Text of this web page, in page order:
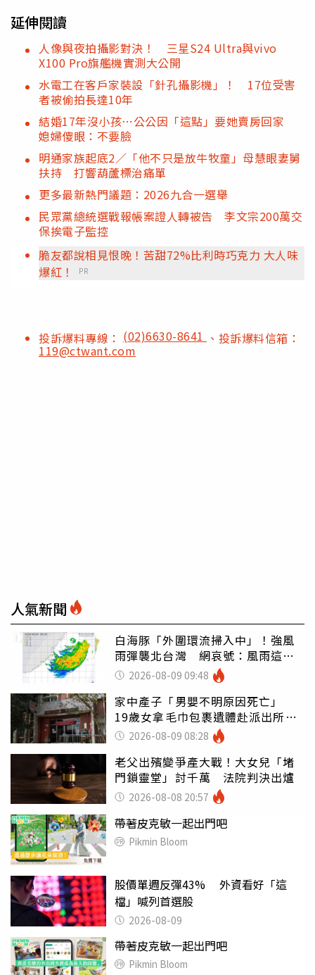
延伸閱讀
人像與夜拍攝影對決！ 三星S24 Ultra與vivo
X100 Pro旗艦機實測大公開
水電工在客戶家裝設「針孔攝影機」！ 17位受害
者被偷拍長達10年
結婚17年沒小孩…公公因「這點」要她賣房回家
媳婦傻眼：不要臉
明通家族起底2／「他不只是放牛牧童」母慧眼妻舅
扶持 打響葫蘆標治痛單
更多最新熱門議題：2026九合一選舉
民眾黨總統選戰報帳案證人轉被告 李文宗200萬交
保挨電子監控
脆友都說相見恨晚！苦甜72%比利時巧克力 大人味
爆紅！
PR
投訴爆料專線： (02)6630-8641 、投訴爆料信箱：
119@ctwant.com
人氣新聞
白海豚「外圍環流掃入中」！強風
雨彈襲北台灣 網哀號：風雨這麼
大還不放假
2026-08-09 09:48
家中產子「男嬰不明原因死亡」
19歲女拿毛巾包裹遺體赴派出所報
案 2026-08-09 08:28
老父出殯變爭產大戰！大女兒「堵
門鎖靈堂」討千萬 法院判決出爐
2026-08-08 20:57
帶著皮克敏一起出門吧
Pikmin Bloom
股價單週反彈43% 外資看好「這
檔」喊列首選股
2026-08-09
帶著皮克敏一起出門吧
Pikmin Bloom